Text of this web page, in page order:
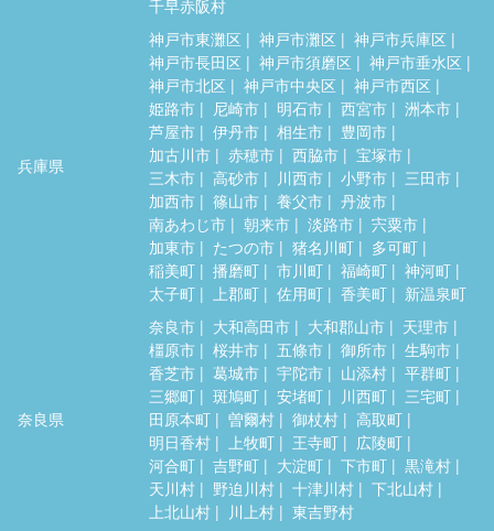
千早赤阪村
兵庫県
神戸市東灘区 神戸市灘区
神戸市兵庫区
神戸市長田区
神戸市須磨区
神戸市垂水区
神戸市北区
神戸市中央区
神戸市西区
姫路市
尼崎市 明石市 西宮市
洲本市
芦屋市
伊丹市 相生市
豊岡市
加古川市
赤穂市 西脇市
宝塚市
三木市
高砂市 川西市 小野市
三田市
加西市
篠山市 養父市
丹波市
南あわじ市
朝来市 淡路市
宍粟市
加東市
たつの市 猪名川町
多可町
稲美町
播磨町 市川町 福崎町
神河町
太子町
上郡町 佐用町 香美町 新温泉町
奈良県
奈良市 大和高田市 大和郡山市
天理市
橿原市
桜井市 五條市 御所市
生駒市
香芝市
葛城市 宇陀市 山添村
平群町
三郷町
斑鳩町 安堵町 川西町
三宅町
田原本町
曽爾村 御杖村
高取町
明日香村
上牧町 王寺町
広陵町
河合町
吉野町 大淀町 下市町
黒滝村
天川村
野迫川村 十津川村
下北山村
上北山村
川上村 東吉野村